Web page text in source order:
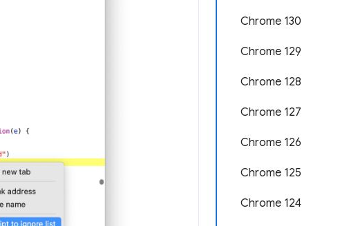
Chrome 130
Chrome 129
Chrome 128
Chrome 127
Chrome 126
Chrome 125
Chrome 124